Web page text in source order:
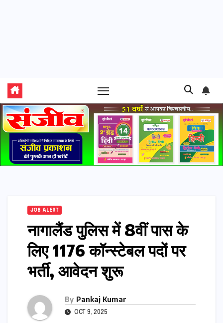
JOB ALERT
नागालैंड पुलिस में 8वीं पास के
लिए 1176 कॉन्स्टेबल पदों पर
भर्ती, आवेदन शुरू
By Pankaj Kumar
OCT 9, 2025